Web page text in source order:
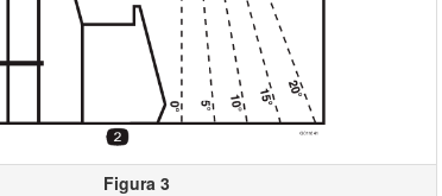
Figura 3
Advertencia
a la garantía, la tracción y la seguridad de la máquina.
en el motor, el sistema de combustible o el